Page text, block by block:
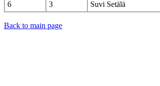
6
3 Suvi Setälä
Back to main page